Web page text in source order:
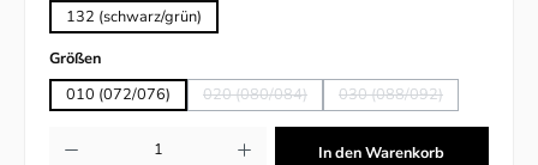
132 (schwarz/grün)
Größenauswählen
010 (072/076)
020 (080/084)(Diese Option ist zurzeit nicht verfügbar.)
030 (088/092)
(Diese Option ist
In den Warenkorb